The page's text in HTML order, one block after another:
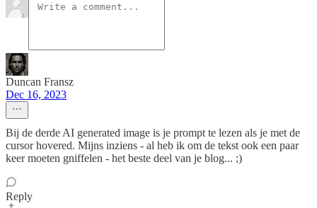
Duncan Fransz
Dec 16, 2023
Bij de derde AI generated image is je prompt te lezen als je met de
cursor hovered. Mijns inziens - al heb ik om de tekst ook een paar
keer moeten gniffelen - het beste deel van je blog... ;)
Reply